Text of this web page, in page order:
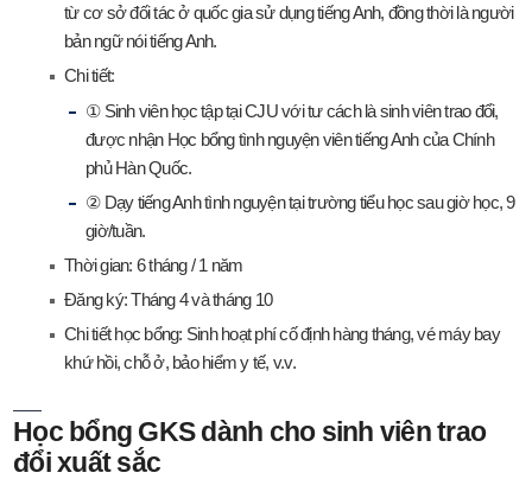
từ cơ sở đối tác ở quốc gia sử dụng tiếng Anh, đồng thời là người
bản ngữ nói tiếng Anh.
Chi tiết:
① Sinh viên học tập tại CJU với tư cách là sinh viên trao đổi,
được nhận Học bổng tình nguyện viên tiếng Anh của Chính
phủ Hàn Quốc.
② Dạy tiếng Anh tình nguyện tại trường tiểu học sau giờ học, 9
giờ/tuần.
Thời gian: 6 tháng / 1 năm
Đăng ký: Tháng 4 và tháng 10
Chi tiết học bổng: Sinh hoạt phí cố định hàng tháng, vé máy bay
khứ hồi, chỗ ở, bảo hiểm y tế, v.v.
Học bổng GKS dành cho sinh viên trao
đổi xuất sắc